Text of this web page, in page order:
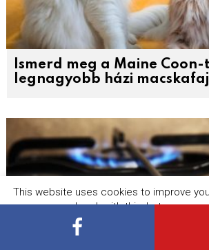
Ismerd meg a Maine
legnagyobb házi
This website uses cookies to improve
assume you're ok with this, but you can